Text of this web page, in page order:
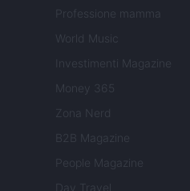
Professione mamma
World Music
Investimenti Magazine
Money 365
Zona Nerd
B2B Magazine
People Magazine
Day Travel